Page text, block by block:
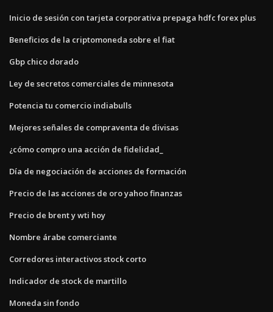
Inicio de sesión con tarjeta corporativa prepaga hdfc forex plus
Beneficios de la criptomoneda sobre el fiat
Gbp chico dorado
Ley de secretos comerciales de minnesota
Potencia tu comercio indiabulls
Mejores señales de compraventa de divisas
¿cómo compro una acción de fidelidad_
Día de negociación de acciones de formación
Precio de las acciones de oro yahoo finanzas
Precio de brent y wti hoy
Nombre árabe comerciante
Corredores interactivos stock corto
Indicador de stock de martillo
Moneda sin fondo